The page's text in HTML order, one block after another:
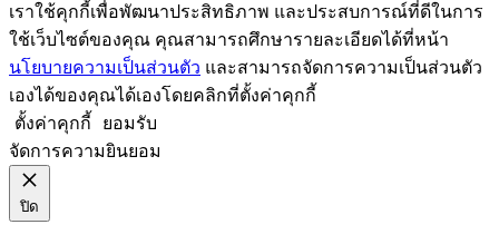
เราใช้คุกกี้เพื่อพัฒนาประสิทธิภาพ และประสบการณ์ที่ดีในการ
ใช้เว็บไซต์ของคุณ คุณสามารถศึกษารายละเอียดได้ที่หน้า
นโยบายความเป็นส่วนตัว และสามารถจัดการความเป็นส่วนตัว
เองได้ของคุณได้เองโดยคลิกที่ตั้งค่าคุกกี้
ตั้งค่าคุกกี้
ยอมรับ
จัดการความยินยอม
ปิด